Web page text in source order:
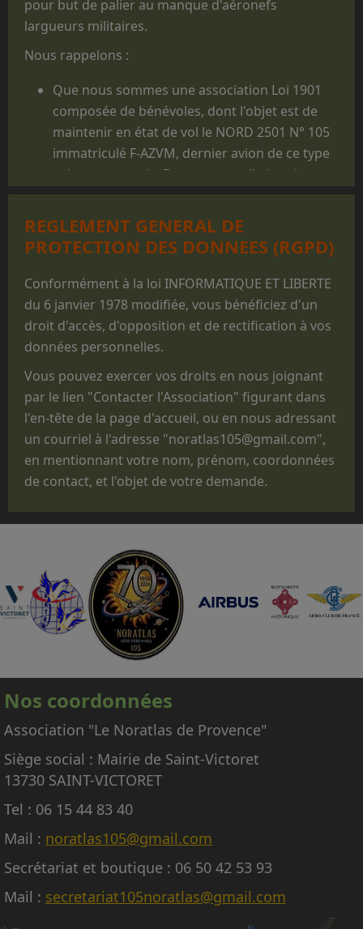
pour but de palier au manque d'aéronefs
largueurs militaires.
Nous rappelons :
Que nous sommes une association Loi 1901
composée de bénévoles, dont l'objet est de
maintenir en état de vol le NORD 2501 N° 105
immatriculé F-AZVM, dernier avion de ce type
volant au monde. De cet appareil, dont la
largués des milliers de jeunes gens, et il reste
un appareil mythique dans le monde du
parachutisme militaire.
Que les prestations faites au profit des
structures militaires des 3 Armées ne sont
réalisées que pour des parachutages
ponctuels exécutés lors de manifestations
commémorations, des anniversaires, des
"Journées Portes ouvertes", des journées des
familles, des baptêmes de promotion, des
fêtes d'unité ou pour des passations de
commandement.
Que le statut administratif de notre avion,
(CNRAC) ne nous permet pas d'embarquer des
passagers autres que les membres
d'équipage adhérents à l'association,
nécessaires à la conduite et à la mise en
œuvre de l'avion.
En conséquence, nous regrettons donc de ne
pas pouvoir répondre aux nombreuses
demandes d'embarquement sur le Noratlas, à
titre gracieux ou payant.
REGLEMENT GENERAL DE
PROTECTION DES DONNEES (RGPD)
Conformément à la loi INFORMATIQUE ET LIBERTE
du 6 janvier 1978 modifiée, vous bénéficiez d'un
droit d'accès, d'opposition et de rectification à vos
données personnelles.
Vous pouvez exercer vos droits en nous joignant
par le lien "Contacter l'Association" figurant dans
l'en-tête de la page d'accueil, ou en nous adressant
un courriel à l'adresse "noratlas105@gmail.com",
en mentionnant votre nom, prénom, coordonnées
de contact, et l'objet de votre demande.
Nos coordonnées
Association "Le Noratlas de Provence"
Siège social : Mairie de Saint-Victoret
13730 SAINT-VICTORET
Tel : 06 15 44 83 40
Mail : noratlas105@gmail.com
Secrétariat et boutique : 06 50 42 53 93
Mail : secretariat105noratlas@gmail.com